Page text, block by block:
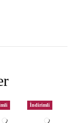
İndirimli